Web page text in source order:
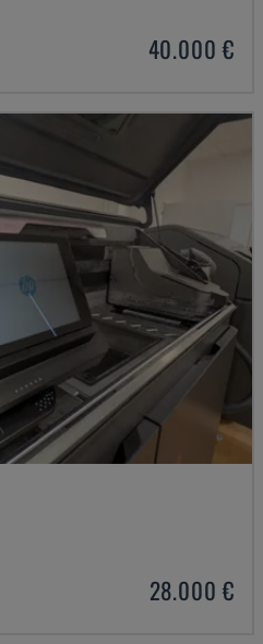
40.000 €
28.000 €